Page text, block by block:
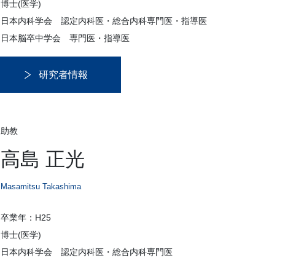
博士(医学)
日本内科学会 認定内科医・総合内科専門医・指導医
日本脳卒中学会 専門医・指導医
研究者情報
助教
高島 正光
Masamitsu Takashima
卒業年：H25
博士(医学)
日本内科学会 認定内科医・総合内科専門医